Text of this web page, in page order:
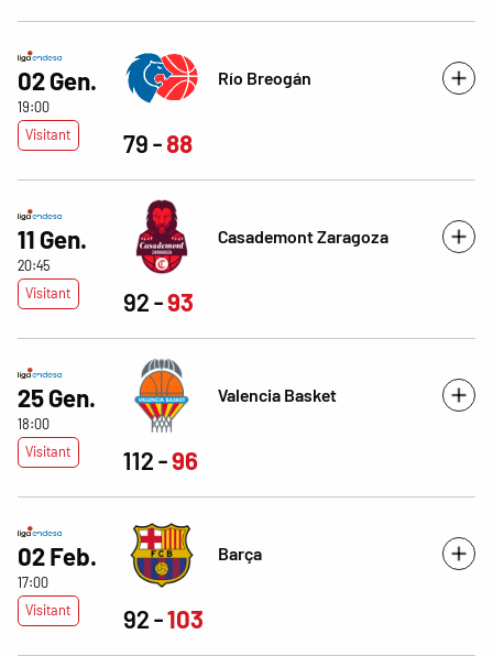
02 Gen.
19:00
Visitant
Río Breogán
79 88
11 Gen.
20:45
Visitant
Casademont Zaragoza
92 93
25 Gen.
18:00
Visitant
Valencia Basket
112 96
02 Feb.
17:00
Visitant
Barça
92 103